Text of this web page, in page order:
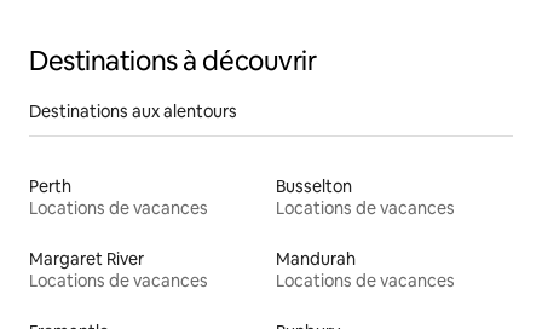
Destinations à découvrir
Destinations aux alentours
Perth
Locations de vacances
Busselton
Locations de vacances
Margaret River
Locations de vacances
Mandurah
Locations de vacances